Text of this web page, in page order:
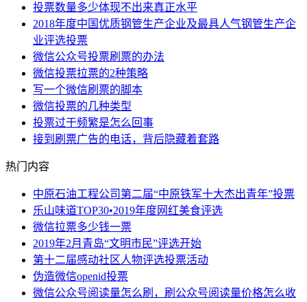
投票数量多少体现不出来真正水平
2018年度中国优质钢管生产企业及最具人气钢管生产企
业评选投票
微信公众号投票刷票的办法
微信投票拉票的2种策略
写一个微信刷票的脚本
微信投票的几种类型
投票过于频繁是怎么回事
接到刷票广告的电话，背后隐藏着套路
热门内容
中原石油工程公司第二届“中原铁军十大杰出青年”投票
乐山味道TOP30•2019年度网红美食评选
微信拉票多少钱一票
2019年2月青岛“文明市民”评选开始
第十二届感动社区人物评选投票活动
伪造微信openid投票
微信公众号阅读量怎么刷，刷公众号阅读量价格怎么收